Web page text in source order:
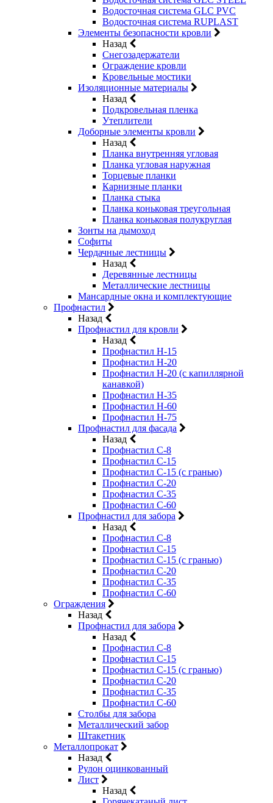
Водосточная система GLC PVC
Водосточная система RUPLAST
Элементы безопасности кровли
Назад
Снегозадержатели
Ограждение кровли
Кровельные мостики
Изоляционные материалы
Назад
Подкровельная пленка
Утеплители
Доборные элементы кровли
Назад
Планка внутренняя угловая
Планка угловая наружная
Торцевые планки
Карнизные планки
Планка стыка
Планка коньковая треугольная
Планка коньковая полукруглая
Зонты на дымоход
Софиты
Чердачные лестницы
Назад
Деревянные лестницы
Металлические лестницы
Мансардные окна и комплектующие
Профнастил
Назад
Профнастил для кровли
Назад
Профнастил Н-15
Профнастил Н-20
Профнастил Н-20 (с капиллярной
канавкой)
Профнастил Н-35
Профнастил Н-60
Профнастил Н-75
Профнастил для фасада
Назад
Профнастил С-8
Профнастил С-15
Профнастил С-15 (с гранью)
Профнастил С-20
Профнастил С-35
Профнастил С-60
Профнастил для забора
Назад
Профнастил С-8
Профнастил С-15
Профнастил С-15 (с гранью)
Профнастил С-20
Профнастил С-35
Профнастил С-60
Ограждения
Назад
Профнастил для забора
Назад
Профнастил С-8
Профнастил С-15
Профнастил С-15 (с гранью)
Профнастил С-20
Профнастил С-35
Профнастил С-60
Столбы для забора
Металлический забор
Штакетник
Металлопрокат
Назад
Рулон оцинкованный
Лист
Назад